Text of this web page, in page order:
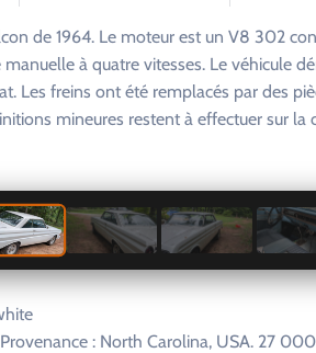
de 1964. Le moteur est un V8 302
à quatre vitesses. Le véhicule
Les freins ont été remplacés par des
mineures restent à effectuer sur la
: North Carolina, USA. 27